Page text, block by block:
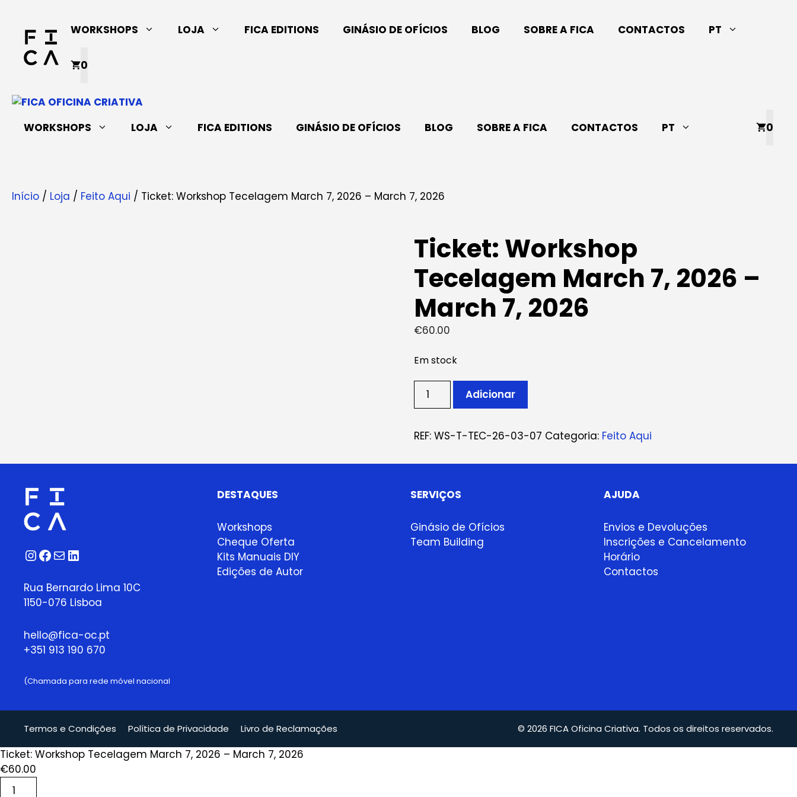
conteúdo
WORKSHOPS LOJA FICA EDITIONS GINÁSIO DE OFÍCIOS BLOG SOBRE A FICA CONTACTOS PT
0
WORKSHOPS LOJA FICA EDITIONS GINÁSIO DE OFÍCIOS BLOG SOBRE A FICA CONTACTOS PT 0
Início / Loja / Feito Aqui / Ticket: Workshop Tecelagem March 7, 2026 – March 7, 2026
Ticket: Workshop
Tecelagem March 7, 2026 –
March 7, 2026
€60.00
Em stock
Quantidade
Workshop
March
2026
March
7,
2026
Adicionar
REF:WS-T-TEC-26-03-07 Categoria: Feito Aqui
Instagram
Facebook
Correio
LinkedIn
Rua Bernardo Lima 10C
1150-076 Lisboa
hello@fica-oc.pt
+351 913 190 670
(Chamada para rede móvel nacional
DESTAQUES
Workshops
Cheque Oferta
Kits Manuais DIY
Edições de Autor
SERVIÇOS
Ginásio de Ofícios
Team Building
AJUDA
Envios e Devoluções
Inscrições e Cancelamento
Horário
Contactos
Termos e Condições Política de Privacidade Livro de Reclamações © 2026 FICA Oficina Criativa. Todos os direitos reservados.
Ticket: Workshop Tecelagem March 7, 2026 – March 7, 2026
€60.00
Quantidade